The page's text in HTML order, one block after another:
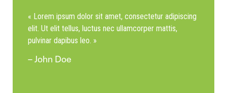
« Lorem ipsum dolor sit amet, consectetur adipiscing
elit. Ut elit tellus, luctus nec ullamcorper mattis,
pulvinar dapibus leo. »
– John Doe